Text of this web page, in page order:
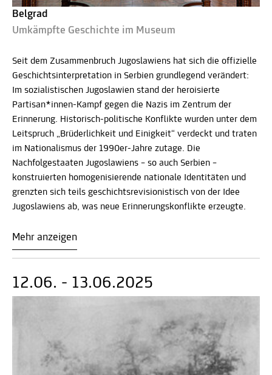
Belgrad
Umkämpfte Geschichte im Museum
Seit dem Zusammenbruch Jugoslawiens hat sich die offizielle
Geschichtsinterpretation in Serbien grundlegend verändert:
Im sozialistischen Jugoslawien stand der heroisierte
Partisan*innen-Kampf gegen die Nazis im Zentrum der
Erinnerung. Historisch-politische Konflikte wurden unter dem
Leitspruch „Brüderlichkeit und Einigkeit“ verdeckt und traten
im Nationalismus der 1990er-Jahre zutage. Die
Nachfolgestaaten Jugoslawiens – so auch Serbien –
konstruierten homogenisierende nationale Identitäten und
grenzten sich teils geschichtsrevisionistisch von der Idee
Jugoslawiens ab, was neue Erinnerungskonflikte erzeugte.
Mehr anzeigen
12.06. - 13.06.2025